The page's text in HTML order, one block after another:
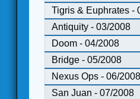
Tigris & Euphrates -
Antiquity - 03/2008
Doom - 04/2008
Bridge - 05/2008
Nexus Ops - 06/2008
San Juan - 07/2008